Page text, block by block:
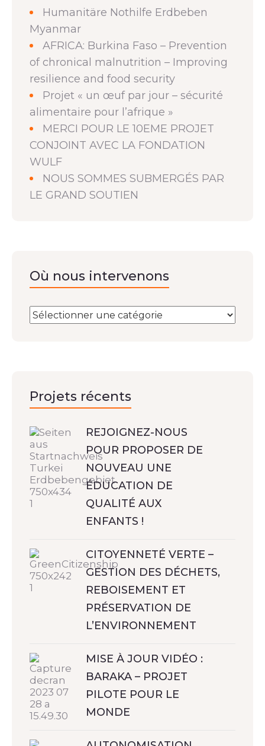
Humanitäre Nothilfe Erdbeben
Myanmar
AFRICA: Burkina Faso – Prevention
of chronical malnutrition – Improving
resilience and food security
Projet « un œuf par jour – sécurité
alimentaire pour l’afrique »
MERCI POUR LE 10EME PROJET
CONJOINT AVEC LA FONDATION
WULF
NOUS SOMMES SUBMERGÉS PAR
LE GRAND SOUTIEN
Où nous intervenons
Projets récents
REJOIGNEZ-NOUS
POUR PROPOSER DE
NOUVEAU UNE
ÉDUCATION DE
QUALITÉ AUX
ENFANTS !
CITOYENNETÉ VERTE –
GESTION DES DÉCHETS,
REBOISEMENT ET
PRÉSERVATION DE
L’ENVIRONNEMENT
MISE À JOUR VIDÉO :
BARAKA – PROJET
PILOTE POUR LE
MONDE